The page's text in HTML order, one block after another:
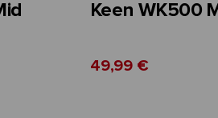
Keen WK500
49,99 €